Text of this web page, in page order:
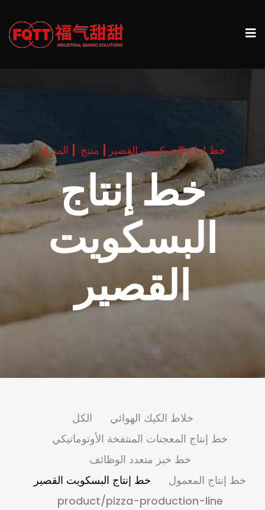
المنزل منتج خط إنتاج البسكويت القصير
خط إنتاج
البسكويت
القصير
الكل
خلاط الكيك الهوائي
خط إنتاج المعجنات المنتفخة الأوتوماتيكي
خط خبز متعدد الوظائف
خط إنتاج البسكويت القصير
خط إنتاج المعمول
product/pizza-production-line